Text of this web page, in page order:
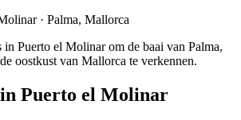
in Puerto el Molinar om de baai van Palma,
oostkust van Mallorca te verkennen.
Puerto el Molinar